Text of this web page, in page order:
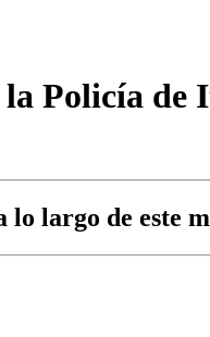
Policía
largo de este